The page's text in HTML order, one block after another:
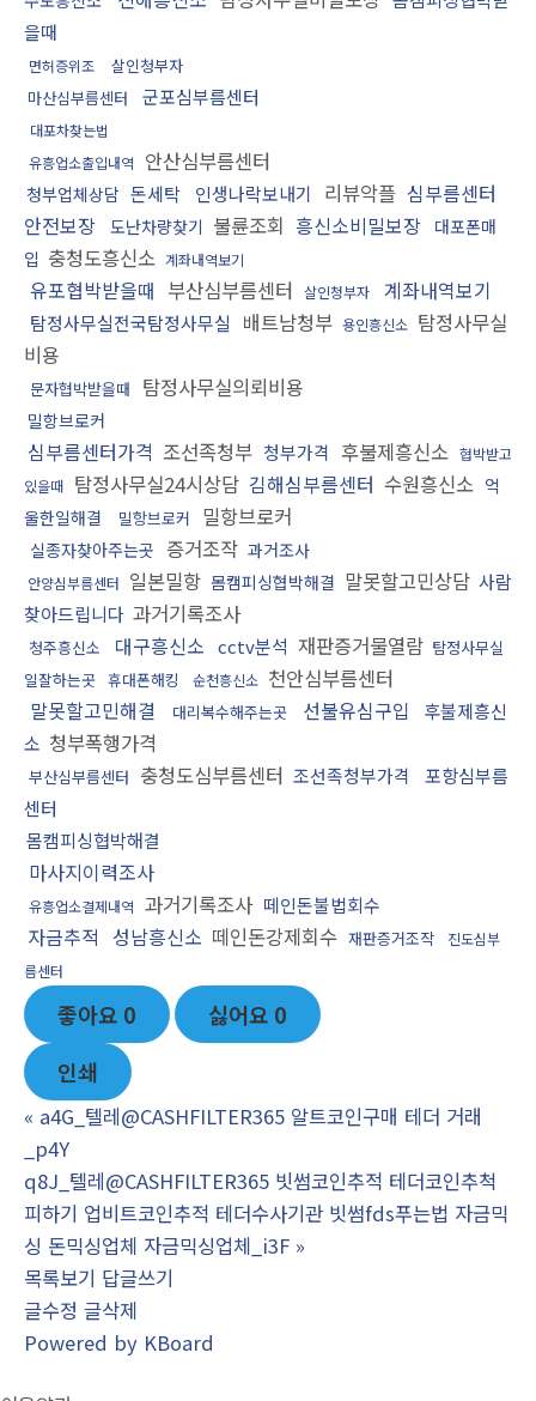
을때
면허증위조
살인청부자
마산심부름센터
군포심부름센터
대포차찾는법
유흥업소출입내역
안산심부름센터
청부업체상담 돈세탁 인생나락보내기 리뷰악플 심부름센터
안전보장 도난차량찾기 불륜조회 흥신소비밀보장 대포폰매
입 충청도흥신소 계좌내역보기
유포협박받을때 부산심부름센터 살인청부자 계좌내역보기
탐정사무실전국탐정사무실 배트남청부 용인흥신소 탐정사무실
비용
문자협박받을때 탐정사무실의뢰비용
밀항브로커
심부름센터가격 조선족청부 청부가격 후불제흥신소 협박받고
있을때 탐정사무실24시상담 김해심부름센터 수원흥신소 억
울한일해결
밀항브로커 밀항브로커
실종자찾아주는곳 증거조작 과거조사
안양심부름센터 일본밀항 몸캠피싱협박해결 말못할고민상담 사람
찾아드립니다 과거기록조사
청주흥신소 대구흥신소 cctv분석 재판증거물열람 탐정사무실
일잘하는곳 휴대폰해킹 순천흥신소 천안심부름센터
말못할고민해결
대리복수해주는곳 선불유심구입
후불제흥신
소 청부폭행가격
부산심부름센터 충청도심부름센터 조선족청부가격
포항심부름
센터
몸캠피싱협박해결
마사지이력조사
유흥업소결제내역 과거기록조사 떼인돈불법회수
자금추적 성남흥신소 떼인돈강제회수 재판증거조작
진도심부
름센터
좋아요 0 싫어요 0
인쇄
« a4G_텔레@CASHFILTER365 알트코인구매 테더 거래
_p4Y
q8J_텔레@CASHFILTER365 빗썸코인추적 테더코인추척
피하기 업비트코인추적 테더수사기관 빗썸fds푸는법 자금믹
싱 돈믹싱업체 자금믹싱업체_i3F »
목록보기 답글쓰기
글수정 글삭제
Powered by KBoard